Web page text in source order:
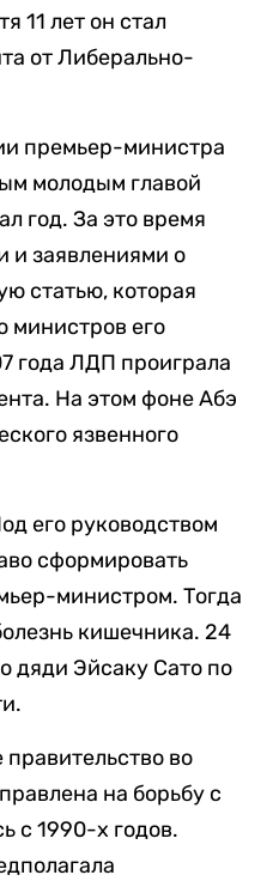
11 лет он стал
от Либерально-
премьер-министра
молодым главой
год. За это время
и заявлениями о
статью, которая
министров его
года ЛДП проиграла
На этом фоне Абэ
язвенного
его руководством
сформировать
министром. Тогда
кишечника. 24
дяди Эйсаку Сато по
во
на борьбу с
с 1990-х годов.